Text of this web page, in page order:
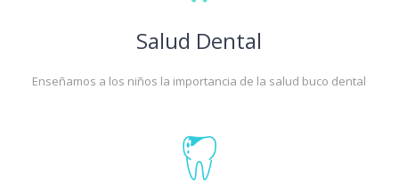
Salud Dental
Enseñamos a los niños la importancia de la salud buco dental